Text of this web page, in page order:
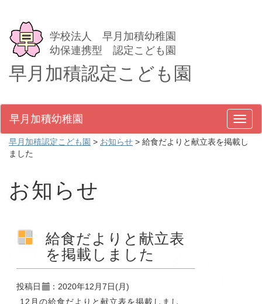
学校法人 早月加積幼稚園
幼保連携型 認定こども園
早月加積認定こども園
メ
ニ
ュ
早月加積幼稚園
早月加積認定こども園 > お知らせ > 給食だよりと献立表を掲載し
ました
お知らせ
給食だよりと献立表
を掲載しました
投稿日
：2020年12月7日(月)
12月の給食だよりと献立表を掲載しまし